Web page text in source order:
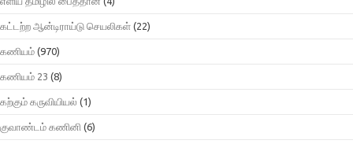
கட்டற்ற ஆன்டிராய்டு செயலிகள் (22)
கணியம் (970)
கணியம் 23 (8)
கற்கும் கருவியியல் (1)
குவாண்டம் கணினி (6)